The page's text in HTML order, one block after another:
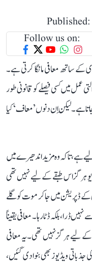
Follow us on:
کے ساتھ معافی مانگا کرتی ہے۔
عمل میں کسی فیصلے کو قانونی طور
ہے۔ لیکن اِن دنوں ’معاف‘ کیا
ہے، تاکہ وہ مزید اندھیرے میں
ہرگز اس طبقے کے لیے نہیں تھی
ڈپریشن میں جا کر موت کو گلے
ڈرا، بلکہ ڈٹا رہا۔ معافی یقیناً
لیے ہرگز نہیں تھی۔ یہ معافی
ویڈیوز بھی بنوا دی گئیں،